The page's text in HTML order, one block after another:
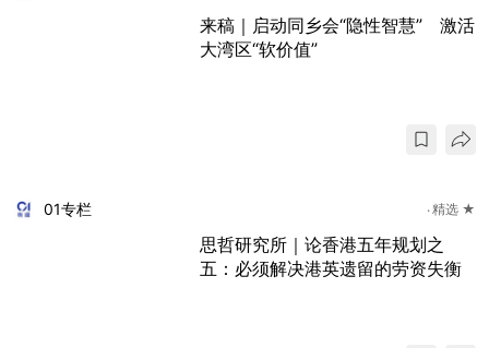
来稿｜启动同乡会“隐性智慧” 激活
大湾区“软价值”
01专栏 精选 ★
思哲研究所｜论香港五年规划之
五：必须解决港英遗留的劳资失衡